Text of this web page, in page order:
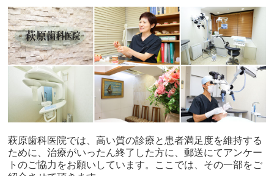
萩原歯科医院では、高い質の診療と患者満足度を維持する
ために、治療がいったん終了した方に、郵送にてアンケー
トのご協力をお願いしています。ここでは、その一部をご